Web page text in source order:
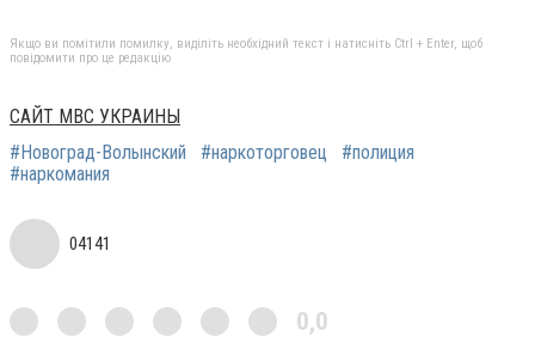
Якщо ви помітили помилку, виділіть необхідний текст і натисніть Ctrl + Enter, щоб
повідомити про це редакцію
САЙТ МВС УКРАИНЫ
#Новоград-Волынский
#наркоторговец
#полиция
#наркомания
04141
0,0